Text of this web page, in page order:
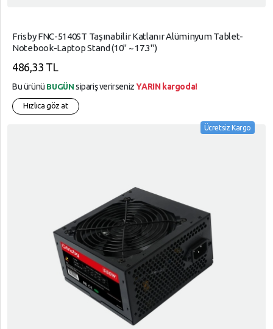
Frisby FNC-5140ST Taşınabilir Katlanır Alüminyum Tablet-
Notebook-Laptop Stand (10" ~ 17.3")
486,33 TL
Bu ürünü BUGÜN sipariş verirsenizYARIN kargoda!
Hızlıca göz at
Ücretsiz Kargo